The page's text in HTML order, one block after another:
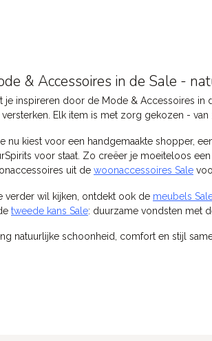
& Accessoires in de Sale -
je inspireren door de Mode & Accessoires
versterken. Elk item is met zorg gekozen -
nu kiest voor een handgemaakte shopper,
voor staat. Zo creëer je moeiteloos
uit de woonaccessoires Sale
verder wil kijken, ontdekt ook de meubels
tweede kans Sale: duurzame vondsten met
natuurlijke schoonheid, comfort en stijl